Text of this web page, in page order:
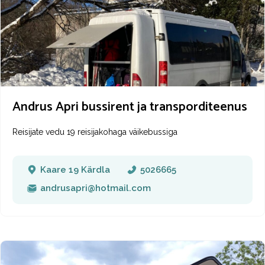
Andrus Apri bussirent ja transporditeenus
Reisijate vedu 19 reisijakohaga väikebussiga
Kaare 19 Kärdla
5026665
andrusapri@hotmail.com